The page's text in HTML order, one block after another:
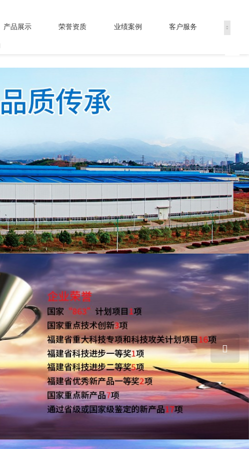
产品展示 荣誉资质 业绩案例 客户服务